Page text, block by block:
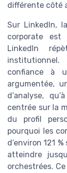
différente côté
Sur LinkedIn,
corporate est
LinkedIn
confiance à
argumentée,
d’analyse,
centrée sur la
du profil
pourquoi les
d’environ 121
atteindre
orchestrées.